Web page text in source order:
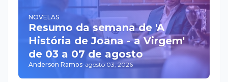
NOVELAS
Resumo da semana de 'A
História de Joana - a Virgem'
de 03 a 07 de agosto
Anderson Ramos-agosto 03, 2026